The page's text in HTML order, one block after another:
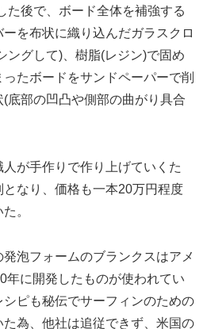
た後で、ボード全体を補強する
を布状に織り込んだガラスクロ
ングして)、樹脂(レジン)で固め
たボードをサンドペーパーで削
底部の凹凸や側部の曲がり具合
が手作りで作り上げていくた
なり、価格も一本20万円程度
。
泡フォームのブランクスはアメ
年に開発したものが使われてい
ピも秘伝でサーフィンのための
為、他社は追従できず、米国の